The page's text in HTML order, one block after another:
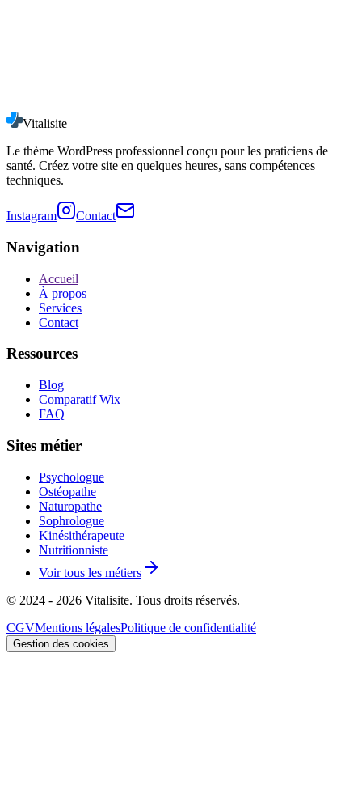
Vitalisite
Le thème WordPress professionnel conçu pour les praticiens de
santé. Créez votre site en quelques heures, sans compétences
techniques.
Instagram Contact
Navigation
Accueil
À propos
Services
Contact
Ressources
Blog
Comparatif Wix
FAQ
Sites métier
Psychologue
Ostéopathe
Naturopathe
Sophrologue
Kinésithérapeute
Nutritionniste
Voir tous les métiers
© 2024 - 2026 Vitalisite. Tous droits réservés.
CGVMentions légalesPolitique de confidentialité
Gestion des cookies